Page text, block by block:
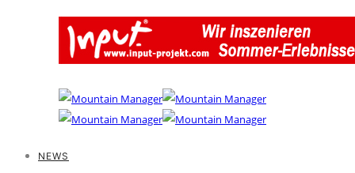
NEWS